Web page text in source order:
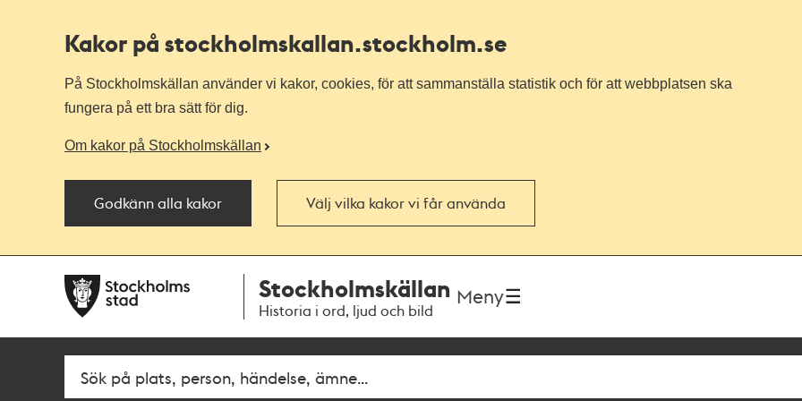
Kakor på stockholmskallan.stockholm.se
På Stockholmskällan använder vi kakor, cookies, för att sammanställa statistik och för att webbplatsen ska
fungera på ett bra sätt för dig.
Om kakor på Stockholmskällan
Godkänn alla kakor Välj vilka kakor vi får använda
navigationen
huvudinnehållet
Stockholmskällan
Historia i ord, ljud och bild
Meny
SökFritextsök